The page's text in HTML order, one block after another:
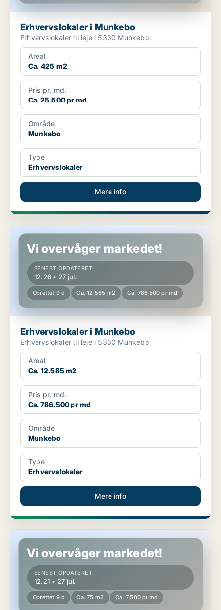
Erhvervslokaler i Munkebo
Erhvervslokaler til leje i 5330 Munkebo
Areal
Ca. 425 m2
Pris pr. md.
Ca. 25.500 pr md
Område
Munkebo
Type
Erhvervslokaler
Mere info
Erhvervslokaler i Munkebo
Vi overvåger markedet!
SENEST OPDATERET
12.26 • 27 jul.
Oprettet 9 d Ca. 12.585 m2 Ca. 786.500 pr md
Erhvervslokaler i Munkebo
Erhvervslokaler til leje i 5330 Munkebo
Areal
Ca. 12.585 m2
Pris pr. md.
Ca. 786.500 pr md
Område
Munkebo
Type
Erhvervslokaler
Mere info
Kontor i Munkebo
Vi overvåger markedet!
SENEST OPDATERET
12.21 • 27 jul.
Oprettet 9 d Ca. 75 m2 Ca. 7.500 pr md